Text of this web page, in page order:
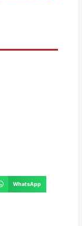
WhatsApp